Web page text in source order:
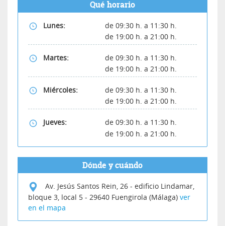
Qué horario
Lunes:
de 09:30 h. a 11:30 h.
de 19:00 h. a 21:00 h.
Martes:
de 09:30 h. a 11:30 h.
de 19:00 h. a 21:00 h.
Miércoles:
de 09:30 h. a 11:30 h.
de 19:00 h. a 21:00 h.
Jueves:
de 09:30 h. a 11:30 h.
de 19:00 h. a 21:00 h.
Dónde y cuándo
Av. Jesús Santos Rein, 26 - edificio Lindamar,
bloque 3, local 5 - 29640 Fuengirola (Málaga) ver
en el mapa